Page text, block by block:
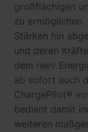
großflächigen
zu
Stärken hin
und deren
dem reev
ab sofort auch
ChargePilot®
bedient damit
weiteren